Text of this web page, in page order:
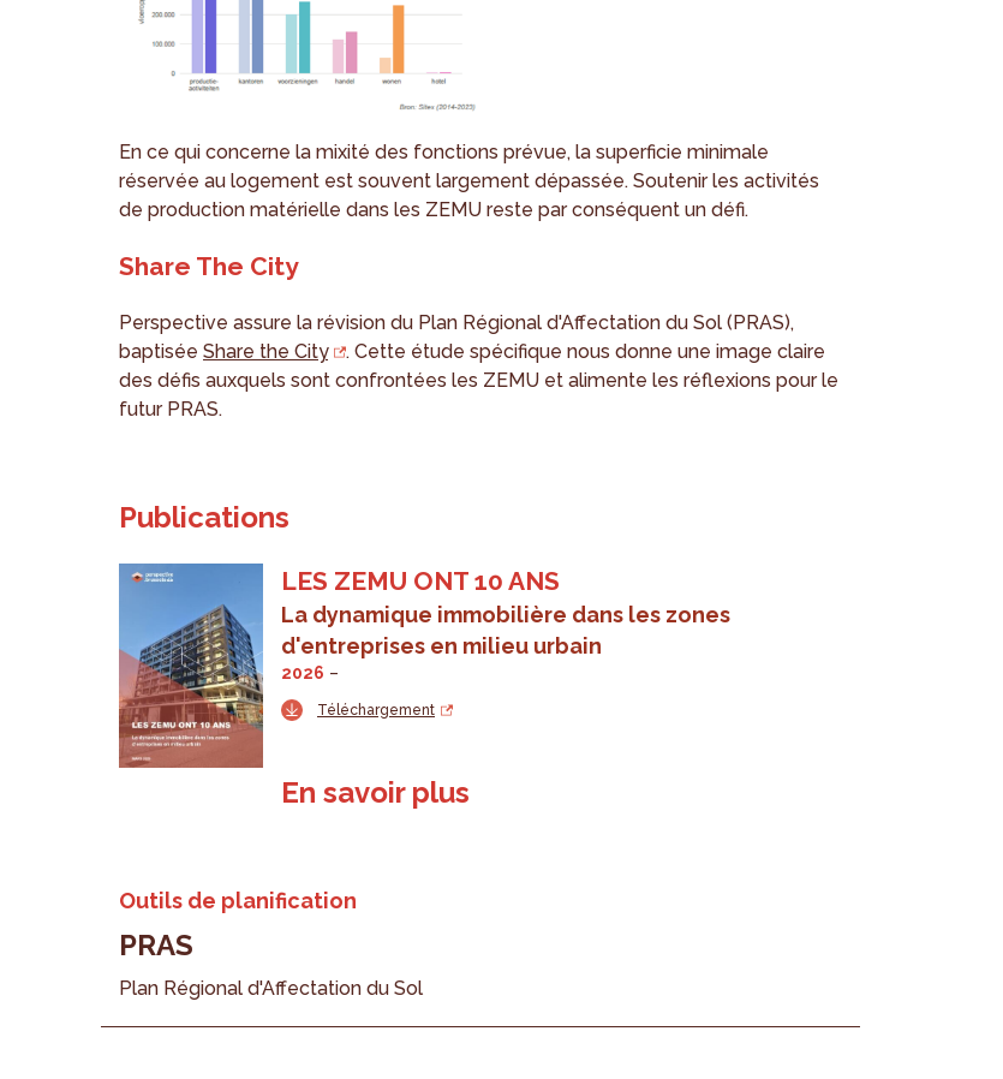
En ce qui concerne la mixité des fonctions prévue, la superficie minimale
réservée au logement est souvent largement dépassée. Soutenir les activités
de production matérielle dans les ZEMU reste par conséquent un défi.
Share The City
Perspective assure la révision du Plan Régional d'Affectation du Sol (PRAS),
baptiséeShare the City
. Cette étude spécifique nous donne une image claire
des défis auxquels sont confrontées les ZEMU et alimente les réflexions pour le
futur PRAS.
Publications
LES ZEMU ONT 10 ANS
La dynamique immobilière dans les zones
d'entreprises en milieu urbain
2026
Téléchargement
En savoir plus
Outils de planification
PRAS
Plan Régional d'Affectation du Sol